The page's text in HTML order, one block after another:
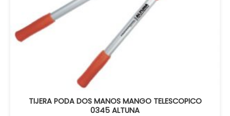
TIJERA PODA DOS MANOS MANGO TELESCOPICO
0345 ALTUNA